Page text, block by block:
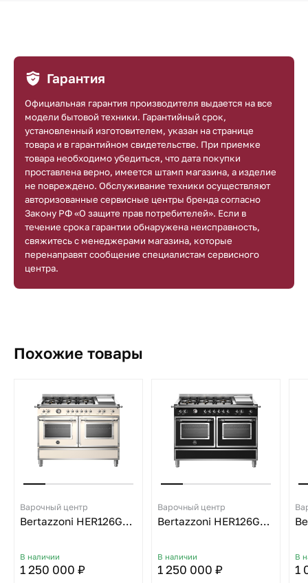
Гарантия
Официальная гарантия производителя выдается на все
модели бытовой техники. Гарантийный срок,
установленный изготовителем, указан на странице
товара и в гарантийном свидетельстве. При приемке
товара необходимо убедиться, что дата покупки
проставлена верно, имеется штамп магазина, а изделие
не повреждено. Обслуживание техники осуществляют
авторизованные сервисные центры бренда согласно
Закону РФ «О защите прав потребителей». Если в
течение срока гарантии обнаружена неисправность,
свяжитесь с менеджерами магазина, которые
перенаправят сообщение специалистам сервисного
центра.
Похожие товары
Варочный центр
В наличии
1 250 000 ₽
Варочный центр
В наличии
1 250 000 ₽
В
1